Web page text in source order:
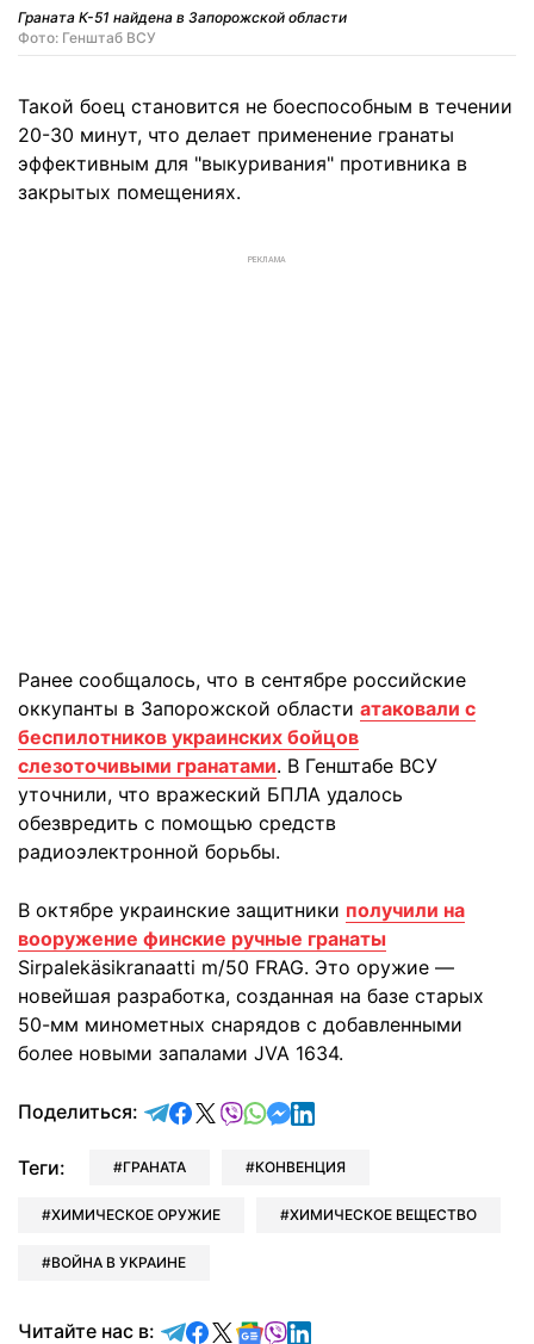
Граната К-51 найдена в Запорожской области
Фото: Генштаб ВСУ
Такой боец становится не боеспособным в течении
20-30 минут, что делает применение гранаты
эффективным для "выкуривания" противника в
закрытых помещениях.
РЕКЛАМА
Ранее сообщалось, что в сентябре российские
оккупанты в Запорожской области атаковали с
беспилотников украинских бойцов
слезоточивыми гранатами. В Генштабе ВСУ
уточнили, что вражеский БПЛА удалось
обезвредить с помощью средств
радиоэлектронной борьбы.
В октябре украинские защитники получили на
вооружение финские ручные гранаты
Sirpalekäsikranaatti m/50 FRAG. Это оружие —
новейшая разработка, созданная на базе старых
50-мм минометных снарядов с добавленными
более новыми запалами JVA 1634.
Поделиться: отправить в Telegram
поделиться в Facebook
поделиться в X
отправить в Viber
отправить в Whatsapp
отправить в Messenger
отправить в LinkedIn
Теги: ГРАНАТА КОНВЕНЦИЯ
ХИМИЧЕСКОЕ ОРУЖИЕ ХИМИЧЕСКОЕ ВЕЩЕСТВО
ВОЙНА В УКРАИНЕ
Читайте нас в: Читайте в Telegram
Читайте в Facebook
Читайте в X
Читайте в Google news
Читайте в Viber
Читайте в LinkedIn